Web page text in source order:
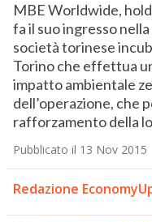
MBE Worldwide,
fa il suo ingresso
società torinese
Torino che effettua
impatto ambientale
dell’operazione, che
rafforzamento della
Pubblicato il 13 Nov 2015
Redazione